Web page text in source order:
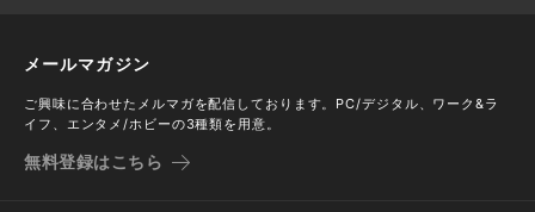
メールマガジン
ご興味に合わせたメルマガを配信しております。PC/デジタル、ワーク&ラ
イフ、エンタメ/ホビーの3種類を用意。
無料登録はこちら